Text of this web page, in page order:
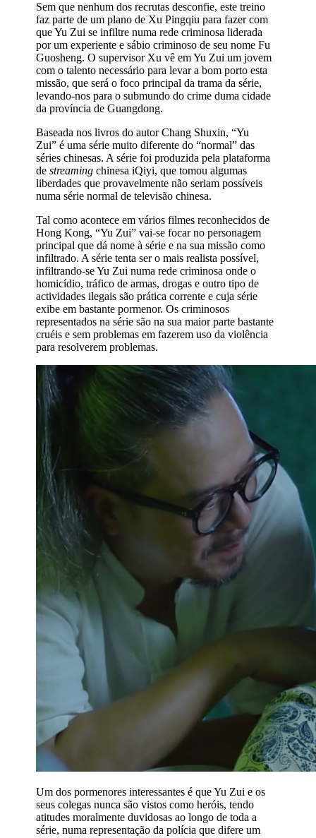
Sem que nenhum dos recrutas desconfie, este treino
faz parte de um plano de Xu Pingqiu para fazer com
que Yu Zui se infiltre numa rede criminosa liderada
por um experiente e sábio criminoso de seu nome Fu
Guosheng. O supervisor Xu vê em Yu Zui um jovem
com o talento necessário para levar a bom porto esta
missão, que será o foco principal da trama da série,
levando-nos para o submundo do crime duma cidade
da província de Guangdong.
Baseada nos livros do autor Chang Shuxin, “Yu
Zui” é uma série muito diferente do “normal” das
séries chinesas. A série foi produzida pela plataforma
destreamingchinesa iQiyi, que tomou algumas
liberdades que provavelmente não seriam possíveis
numa série normal de televisão chinesa.
Tal como acontece em vários filmes reconhecidos de
Hong Kong, “Yu Zui” vai-se focar no personagem
principal que dá nome à série e na sua missão como
infiltrado. A série tenta ser o mais realista possível,
infiltrando-se Yu Zui numa rede criminosa onde o
homicídio, tráfico de armas, drogas e outro tipo de
actividades ilegais são prática corrente e cuja série
exibe em bastante pormenor. Os criminosos
representados na série são na sua maior parte bastante
cruéis e sem problemas em fazerem uso da violência
para resolverem problemas.
Um dos pormenores interessantes é que Yu Zui e os
seus colegas nunca são vistos como heróis, tendo
atitudes moralmente duvidosas ao longo de toda a
série, numa representação da polícia que difere um